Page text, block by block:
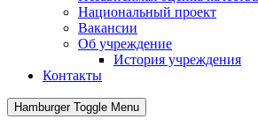
Национальный проект
Вакансии
Об учреждение
История учреждения
Контакты
Hamburger Toggle Menu